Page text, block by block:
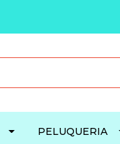
PELUQUERIA